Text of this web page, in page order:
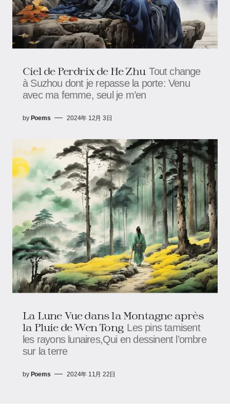
Ciel de Perdrix de He Zhu Tout change
à Suzhou dont je repasse la porte: Venu
avec ma femme, seul je m’en
by Poems 2024年 12月 3日
La Lune Vue dans la Montagne après
la Pluie de Wen Tong Les pins tamisent
les rayons lunaires,Qui en dessinent l’ombre
sur la terre
by Poems 2024年 11月 22日